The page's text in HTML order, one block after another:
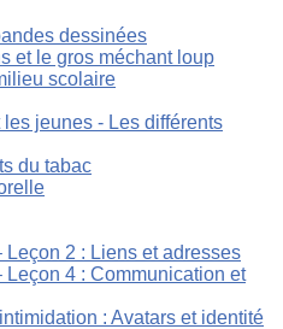
dessinées
et le gros méchant loup
scolaire
jeunes - Les différents
du tabac
Leçon 2 : Liens et adresses
Leçon 4 : Communication et
: Avatars et identité